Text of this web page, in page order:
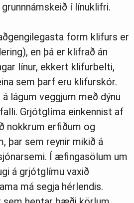
í línuklifri.
form klifurs er
en þá er klifrað án
línur, ekkert klifurbelti,
sem þarf eru klifurskór.
lágum veggjum með dýnu
Grjótglíma einkennist af
nokkrum erfiðum og
þar sem reynir mikið á
Í æfingasölum um
á grjótglímu vaxið
má segja hérlendis.